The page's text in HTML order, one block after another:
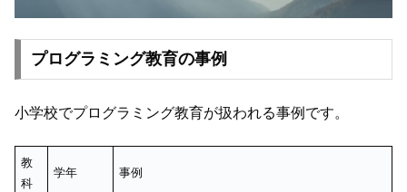
プログラミング教育の事例
小学校でプログラミング教育が扱われる事例です。
教
科
学年 事例